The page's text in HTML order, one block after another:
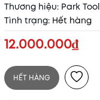
Thương hiệu: Park Tool
Tình trạng: Hết hàng
12.000.000₫
HẾT HÀNG